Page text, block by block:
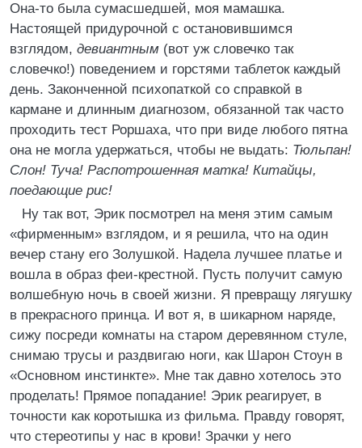
Она-то была сумасшедшей, моя мамашка.
Настоящей придурочной с остановившимся
взглядом, девиантным (вот уж словечко так
словечко!) поведением и горстями таблеток каждый
день. Законченной психопаткой со справкой в
кармане и длинным диагнозом, обязанной так часто
проходить тест Роршаха, что при виде любого пятна
она не могла удержаться, чтобы не выдать: Тюльпан!
Слон! Туча! Распотрошенная матка! Китайцы,
поедающие рис!
Ну так вот, Эрик посмотрел на меня этим самым
«фирменным» взглядом, и я решила, что на один
вечер стану его Золушкой. Надела лучшее платье и
вошла в образ феи-крестной. Пусть получит самую
волшебную ночь в своей жизни. Я превращу лягушку
в прекрасного принца. И вот я, в шикарном наряде,
сижу посреди комнаты на старом деревянном стуле,
снимаю трусы и раздвигаю ноги, как Шарон Стоун в
«Основном инстинкте». Мне так давно хотелось это
проделать! Прямое попадание! Эрик реагирует, в
точности как коротышка из фильма. Правду говорят,
что стереотипы у нас в крови! Зрачки у него